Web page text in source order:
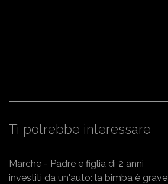
Ti potrebbe interessare
Marche - Padre e figlia di 2 anni
investiti da un'auto: la bimba è grave